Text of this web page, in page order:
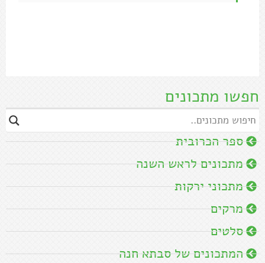
חפשו מתכונים
ספר הכרובית
מתכונים לראש השנה
מתכוני ירקות
מרקים
סלטים
המתכונים של סבתא חנה